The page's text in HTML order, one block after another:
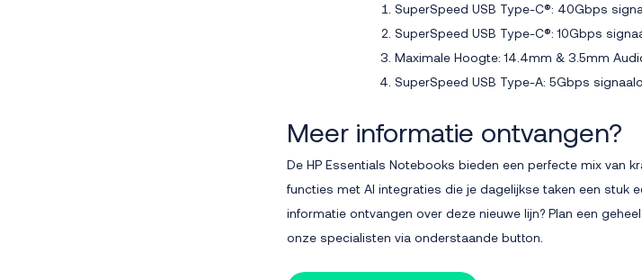
SuperSpeed USB Type-C®: 40Gbps
SuperSpeed USB Type-C®: 10Gbps
Maximale Hoogte: 14.4mm & 3.5mm
SuperSpeed USB Type-A: 5Gbps
Meer informatie ontvangen?
De HP Essentials Notebooks bieden een perfecte mix van
functies met AI integraties die je dagelijkse taken een stuk
informatie ontvangen over deze nieuwe lijn? Plan een
onze specialisten via onderstaande button.